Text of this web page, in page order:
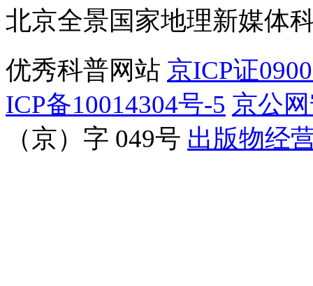
北京全景国家地理新媒体
优秀科普网站 京ICP证
ICP备10014304号-5 京公
（京）字 049号 出版物经